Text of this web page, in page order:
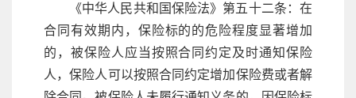
《中华人民共和国保险法》第五十二条：在
合同有效期内，保险标的的危险程度显著增加
的，被保险人应当按照合同约定及时通知保险
人，保险人可以按照合同约定增加保险费或者解